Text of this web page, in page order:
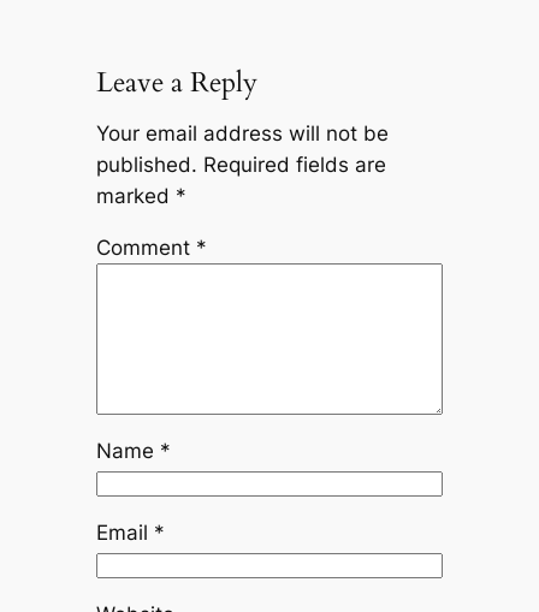
Leave a Reply
Your email address will not be
published. Required fields are
marked *
Comment *
Name *
Email *